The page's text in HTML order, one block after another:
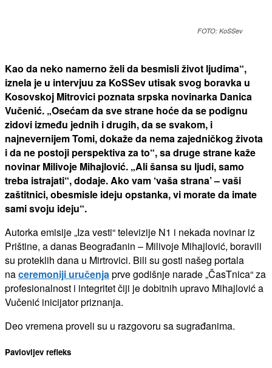
FOTO: KoSSev
Kao da neko namerno želi da besmisli život ljudima“,
iznela je u intervjuu za KoSSev utisak svog boravka u
Kosovskoj Mitrovici poznata srpska novinarka Danica
Vučenić. „Osećam da sve strane hoće da se podignu
zidovi između jednih i drugih, da se svakom, i
najnevernijem Tomi, dokaže da nema zajedničkog života
i da ne postoji perspektiva za to“, sa druge strane kaže
novinar Milivoje Mihajlović. „Ali šansa su ljudi, samo
treba istrajati“, dodaje. Ako vam ‘vaša strana’ – vaši
zaštitnici, obesmisle ideju opstanka, vi morate da imate
sami svoju ideju“.
Autorka emisije „Iza vesti“ televizije N1 i nekada novinar iz
Prištine, a danas Beograđanin – Milivoje Mihajlović, boravili
su proteklih dana u Mirtrovici. Bili su gosti našeg portala
naceremoniji uručenjaprve godišnje narade „ČasTnica“ za
profesionalnost i integritet čiji je dobitnih upravo Mihajlović a
Vučenić inicijator priznanja.
Deo vremena proveli su u razgovoru sa sugrađanima.
Pavlovljev refleks